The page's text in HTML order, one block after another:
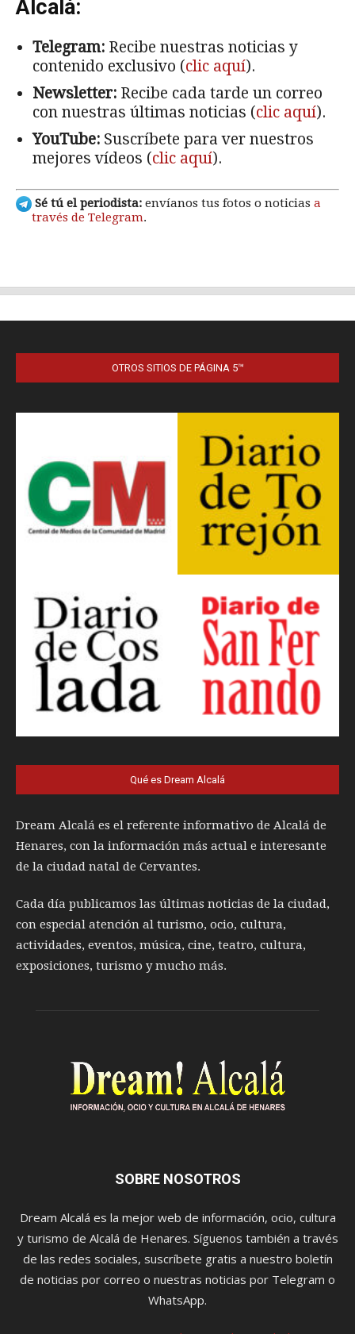
OTROS SITIOS DE PÁGINA 5™
Qué es Dream Alcalá
Dream Alcalá es el referente informativo de Alcalá de
Henares, con la información más actual e interesante
de la ciudad natal de Cervantes.
Cada día publicamos las últimas noticias de la ciudad,
con especial atención al turismo, ocio, cultura,
actividades, eventos, música, cine, teatro, cultura,
exposiciones, turismo y mucho más.
SOBRE NOSOTROS
Dream Alcalá es la mejor web de información, ocio, cultura
y turismo de Alcalá de Henares. Síguenos también a través
de las redes sociales, suscríbete gratis a nuestro boletín
de noticias por correo o nuestras noticias por Telegram o
WhatsApp.